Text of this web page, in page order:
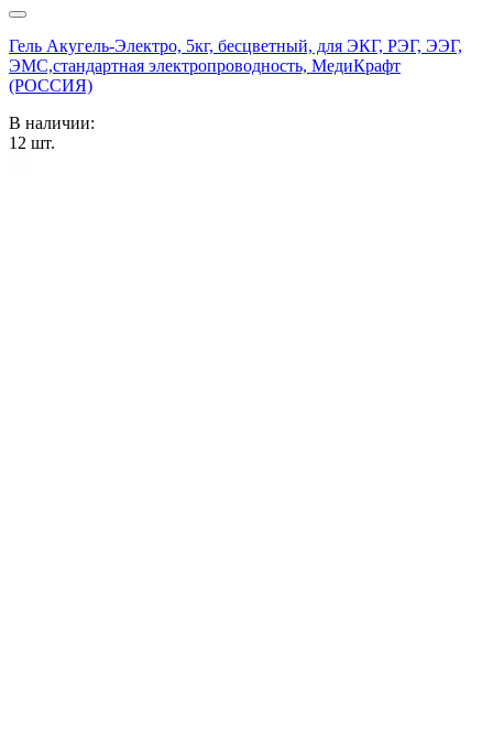
Гель Акугель-Электро, 5кг, бесцветный, для ЭКГ, РЭГ, ЭЭГ,
ЭМС,стандартная электропроводность, МедиКрафт
(РОССИЯ)
В наличии:
12 шт.